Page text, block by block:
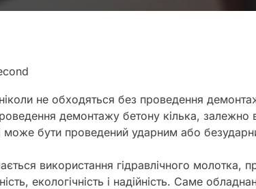
не обходяться без проведення
демонтажу бетону кілька, залежно
може бути проведений ударним або
використання гідравлічного молотка,
екологічність і надійність. Саме